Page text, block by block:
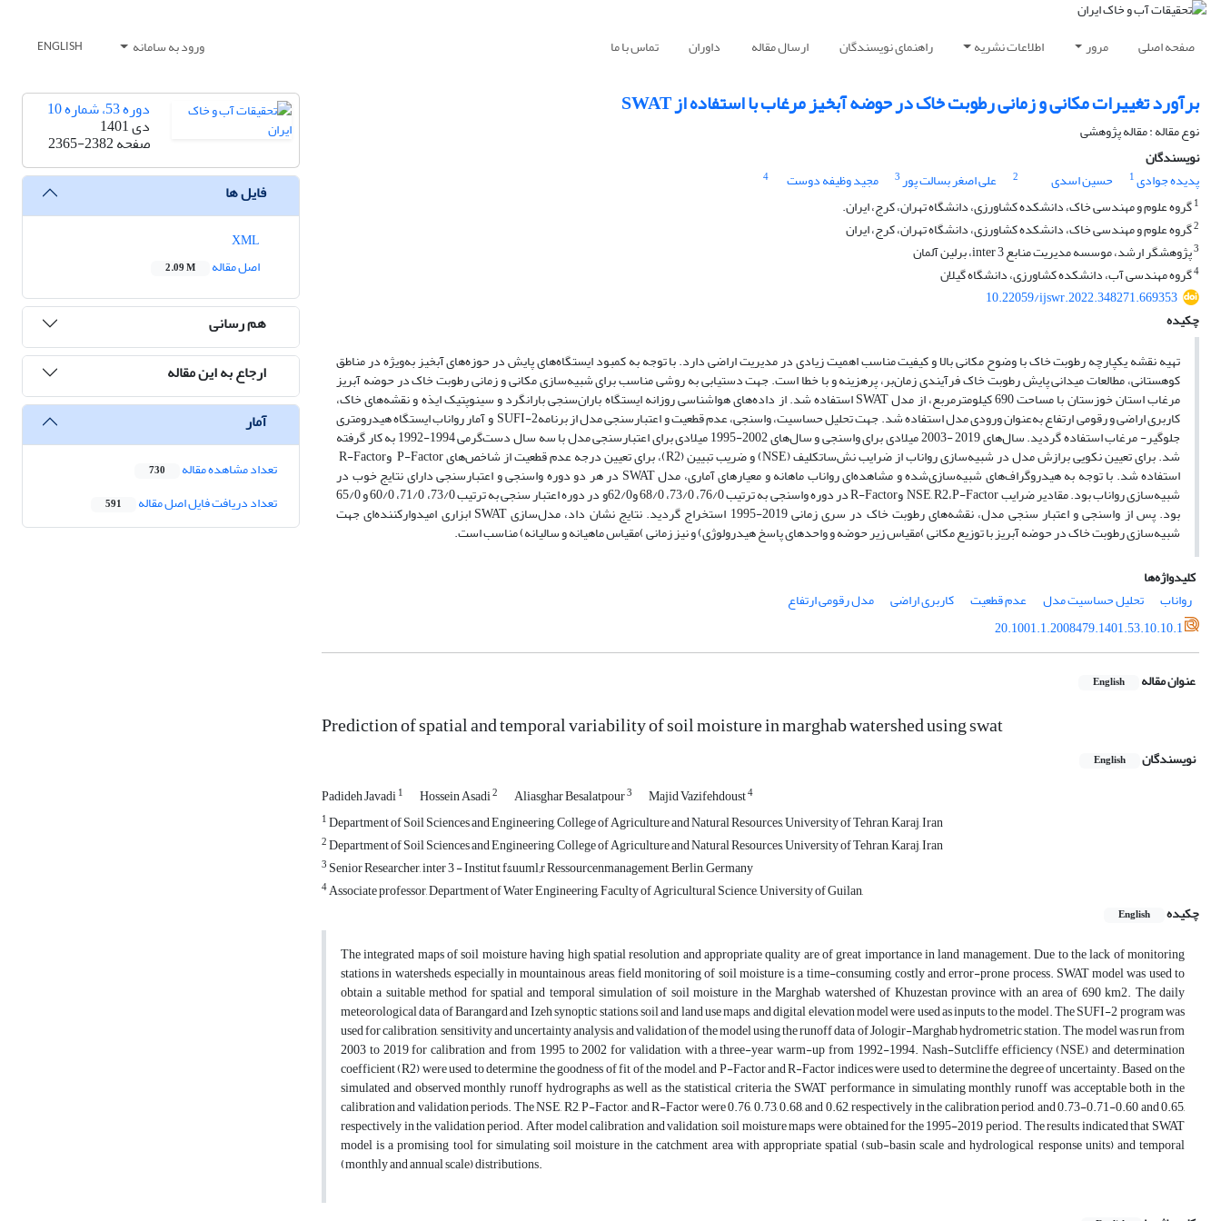
صفحه اصلی مرور اطلاعات نشریه راهنمای نویسندگان ارسال مقاله داوران تماس با ما ورود به سامانه ENGLISH
برآورد تغییرات مکانی و زمانی رطوبت خاک در حوضه آبخیز مرغاب با استفاده از SWAT
نوع مقاله : مقاله پژوهشی
نویسندگان
پدیده جوادی1 حسین اسدی 2 علی اصغر بسالت پور3 مجید وظیفه دوست
4
1گروه علوم و مهندسی خاک، دانشکده کشاورزی، دانشگاه تهران، کرج، ایران.
2گروه علوم و مهندسی خاک، دانشکده کشاورزی، دانشگاه تهران، کرج، ایران
3پژوهشگر ارشد، موسسه مدیریت منابع inter 3، برلین آلمان
4گروه مهندسی آب، دانشکده کشاورزی، دانشگاه گیلان
10.22059/ijswr.2022.348271.669353
چکیده
تهیه نقشه یکپارچه رطوبت خاک با وضوح مکانی بالا و کیفیت مناسب اهمیت زیادی در مدیریت اراضی دارد. با توجه به کمبود ایستگاه‌های پایش در حوزه‌های آبخیز به‌ویژه در مناطق
کوهستانی، مطالعات میدانی پایش رطوبت خاک فرآیندی زمان‌بر، پرهزینه و با خطا است. جهت دستیابی به روشی مناسب برای شبیه‌سازی مکانی و زمانی رطوبت‌ خاک در حوضه‌ آبریز
مرغاب استان خوزستان با مساحت 690 کیلومترمربع، از مدل SWAT استفاده شد. از داده‌های هواشناسی روزانه ایستگاه باران‌سنجی بارانگرد و سینوپتیک ایذه و نقشه‌های خاک،
کاربری اراضی و رقومی ارتفاع به‌عنوان ورودی مدل استفاده شد. جهت تحلیل حساسیت، واسنجی، عدم قطعیت و اعتبار‌سنجی مدل از برنامهSUFI-2 و آمار رواناب ایستگاه هیدرومتری
جلوگیر- مرغاب استفاده گردید. سال‌های 2019 -2003 میلادی برای واسنجی و سال‌های 2002-1995 میلادی برای اعتبار‌سنجی مدل با سه سال دست‌گرمی 1994-1992 به کار گرفته
استفاده شد. با توجه به هیدروگراف‌های شبیه‌سازی‌شده و مشاهده‌ای رواناب ماهانه و معیارهای آماری، مدل SWAT در هر دو دوره واسنجی و اعتبارسنجی دارای نتایج خوب در
شبیه‌سازی رواناب بود. مقادیر ضرایب NSE, R2،P-Factor وR-Factor در دوره واسنجی به ترتیب 76/0، 73/0، 68/0 و62/0و در دوره اعتبار سنجی به ترتیب 73/0، 71/0، 60/0 و 65/0
بود. پس از واسنجی و اعتبار سنجی مدل، نقشه‌های رطوبت خاک در سری زمانی 2019-1995 استخراج گردید. نتایج نشان داد، مدل‌سازی SWAT ابزاری امیدوارکننده‌ای جهت
شبیه‌سازی رطوبت خاک در حوضه آبریز با توزیع مکانی )مقیاس زیر حوضه و واحدهای پاسخ هیدرولوژی) و نیز زمانی )مقیاس ماهیانه و سالیانه) مناسب است.
کلیدواژه‌ها
رواناب
تحلیل حساسیت مدل عدم قطعیت کاربری اراضی
مدل رقومی ارتفاع
20.1001.1.2008479.1401.53.10.10.1
عنوان مقاله English
Prediction of spatial and temporal variability of soil moisture in marghab watershed using swat
نویسندگان English
Padideh Javadi1 Hossein Asadi2 Aliasghar Besalatpour3 Majid Vazifehdoust4
1Department of Soil Sciences and Engineering, College of Agriculture and Natural Resources, University of Tehran, Karaj, Iran
2Department of Soil Sciences and Engineering, College of Agriculture and Natural Resources, University of Tehran, Karaj, Iran
3 Senior Researcher, inter 3 - Institut f&uuml;r Ressourcenmanagement, Berlin, Germany
4Associate professor, Department of Water Engineering, Faculty of Agricultural Science, University of Guilan,
چکیده
English
The integrated maps of soil moisture having high spatial resolution and appropriate quality are of great importance in land management. Due to the lack of monitoring
stations in watersheds, especially in mountainous areas, field monitoring of soil moisture is a time-consuming, costly and error-prone process. SWAT model was used to
obtain a suitable method for spatial and temporal simulation of soil moisture in the Marghab watershed of Khuzestan province with an area of 690 km2. The daily
meteorological data of Barangard and Izeh synoptic stations, soil and land use maps, and digital elevation model were used as inputs to the model. The SUFI-2 program was
used for calibration, sensitivity and uncertainty analysis, and validation of the model using the runoff data of Jologir-Marghab hydrometric station. The model was run from
2003 to 2019 for calibration and from 1995 to 2002 for validation, with a three-year warm-up from 1992-1994. Nash-Sutcliffe efficiency (NSE) and determination
coefficient (R2) were used to determine the goodness of fit of the model, and P-Factor and R-Factor indices were used to determine the degree of uncertainty. Based on the
simulated and observed monthly runoff hydrographs as well as the statistical criteria, the SWAT performance in simulating monthly runoff was acceptable both in the
calibration and validation periods. The NSE, R2, P-Factor, and R-Factor were 0.76, 0.73, 0.68, and 0.62, respectively in the calibration period, and 0.73-0.71-0.60 and 0.65,
respectively in the validation period. After model calibration and validation, soil moisture maps were obtained for the 1995-2019 period. The results indicated that SWAT
model is a promising tool for simulating soil moisture in the catchment area with appropriate spatial (sub-basin scale and hydrological response units) and temporal
(monthly and annual scale) distributions.
دوره 53، شماره 10
دی 1401
صفحه2365-2382
فایل ها
اصل مقاله
2.09 M
هم رسانی
ارجاع به این مقاله
آمار
تعداد مشاهده مقاله 730
تعداد دریافت فایل اصل مقاله 591